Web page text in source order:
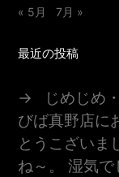
« 5月 7月 »
最近の投稿
じめじめ
びば真野店に
とうこざいま
ね～。 湿気